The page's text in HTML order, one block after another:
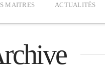
MAITRES ACTUALITÉS